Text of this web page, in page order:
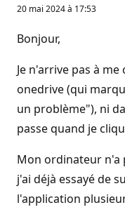
20 mai 2024 à 17:53
Bonjour,
Je n'arrive pas à
onedrive (qui
un problème"), ni
passe quand je
Mon ordinateur n'a
j'ai déjà essayé de
l'application